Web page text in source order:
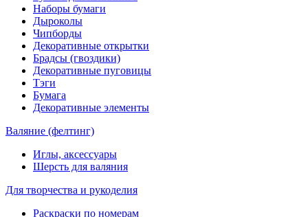
Наборы бумаги
Дыроколы
Чипборды
Декоративные открытки
Брадсы (гвоздики)
Декоративные пуговицы
Тэги
Бумага
Декоративные элементы
Валяние (фелтинг)
Иглы, аксессуары
Шерсть для валяния
Для творчества и рукоделия
Раскраски по номерам